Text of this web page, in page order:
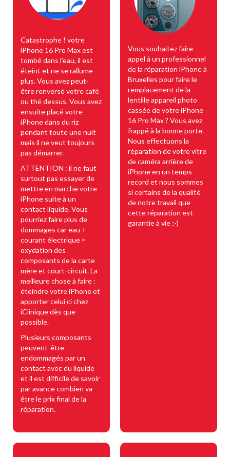
Catastrophe ! votre
iPhone 16 Pro Max est
tombé dans l’eau, il est
éteint et ne se rallume
plus. Vous avez peut-
être renversé votre café
ou thé dessus. Vous avez
ensuite placé votre
iPhone dans du riz
pendant toute une nuit
mais il ne veut toujours
pas démarrer.
ATTENTION : il ne faut
surtout pas essayer de
mettre en marche votre
iPhone suite à un
contact liquide. Vous
pourriez faire plus de
dommages car eau +
courant électrique =
oxydation des
composants de la carte
mère et court-circuit. La
meilleure chose à faire :
éteindre votre iPhone et
apporter celui ci chez
iClinique dès que
possible.
Plusieurs composants
peuvent-être
endommagés par un
contact avec du liquide
et il est difficile de savoir
par avance combien va
être le prix final de la
réparation.
Vous souhaitez faire
appel à un professionnel
de la réparation iPhone à
Bruxelles pour faire le
remplacement de la
lentille appareil photo
cassée de votre iPhone
16 Pro Max ? Vous avez
frappé à la bonne porte.
Nous effectuons la
réparation de votre vitre
de caméra arrière de
iPhone en un temps
record et nous sommes
si certains de la qualité
de notre travail que
cette réparation est
garantie à vie ;-)